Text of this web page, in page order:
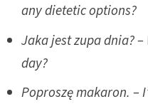
any dietetic options?
Jaka jest zupa dnia? –
day?
Poproszę makaron. –